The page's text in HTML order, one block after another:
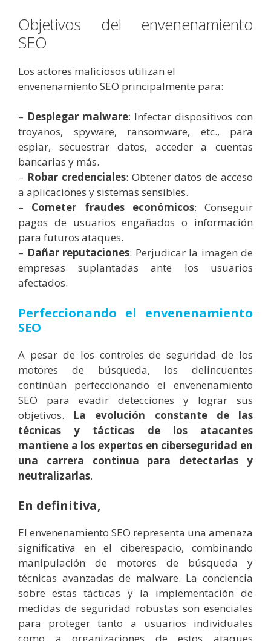
Objetivos del envenenamiento
SEO
Los actores maliciosos utilizan el
envenenamiento SEO principalmente para:
– Desplegar malware: Infectar dispositivos con
troyanos, spyware, ransomware, etc., para
espiar, secuestrar datos, acceder a cuentas
bancarias y más.
– Robar credenciales: Obtener datos de acceso
a aplicaciones y sistemas sensibles.
– Cometer fraudes económicos: Conseguir
pagos de usuarios engañados o información
para futuros ataques.
– Dañar reputaciones: Perjudicar la imagen de
empresas suplantadas ante los usuarios
afectados.
Perfeccionando el envenenamiento
SEO
A pesar de los controles de seguridad de los
motores de búsqueda, los delincuentes
continúan perfeccionando el envenenamiento
SEO para evadir detecciones y lograr sus
objetivos. La evolución constante de las
técnicas y tácticas de los atacantes
mantiene a los expertos en ciberseguridad en
una carrera continua para detectarlas y
neutralizarlas.
En definitiva,
El envenenamiento SEO representa una amenaza
significativa en el ciberespacio, combinando
manipulación de motores de búsqueda y
técnicas avanzadas de malware. La conciencia
sobre estas tácticas y la implementación de
medidas de seguridad robustas son esenciales
para proteger tanto a usuarios individuales